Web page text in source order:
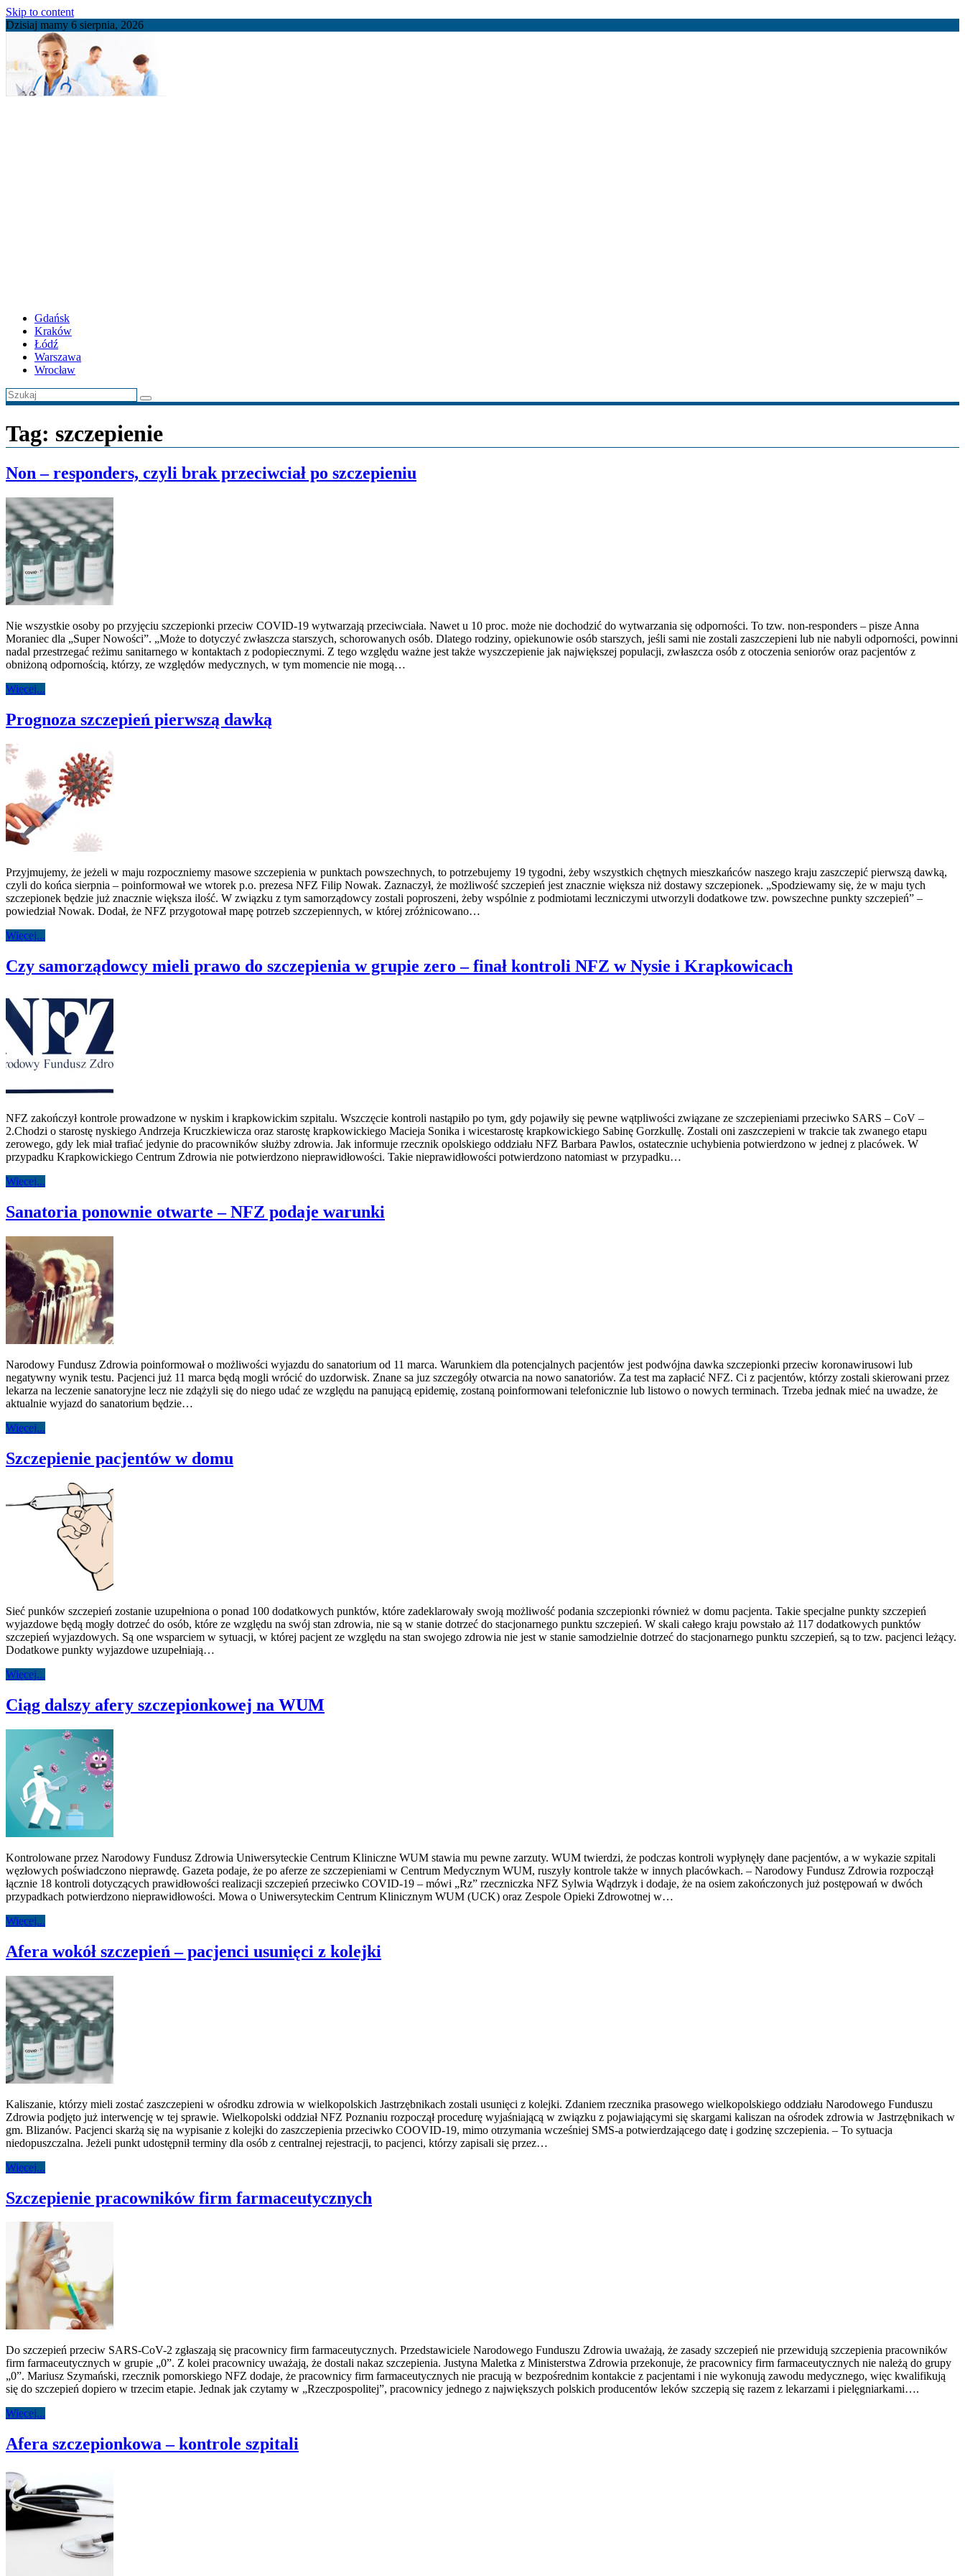
Skip to content
Dzisiaj mamy 6 sierpnia, 2026
Gdańsk
Kraków
Łódź
Warszawa
Wrocław
Tag: szczepienie
Non – responders, czyli brak przeciwciał po szczepieniu
Nie wszystkie osoby po przyjęciu szczepionki przeciw COVID-19 wytwarzają przeciwciała. Nawet u 10 proc. może nie dochodzić do wytwarzania się odporności. To tzw. non-responders – pisze Anna
Moraniec dla „Super Nowości”. „Może to dotyczyć zwłaszcza starszych, schorowanych osób. Dlatego rodziny, opiekunowie osób starszych, jeśli sami nie zostali zaszczepieni lub nie nabyli odporności, powinni
nadal przestrzegać reżimu sanitarnego w kontaktach z podopiecznymi. Z tego względu ważne jest także wyszczepienie jak największej populacji, zwłaszcza osób z otoczenia seniorów oraz pacjentów z
obniżoną odpornością, którzy, ze względów medycznych, w tym momencie nie mogą…
Więcej...
Prognoza szczepień pierwszą dawką
Przyjmujemy, że jeżeli w maju rozpoczniemy masowe szczepienia w punktach powszechnych, to potrzebujemy 19 tygodni, żeby wszystkich chętnych mieszkańców naszego kraju zaszczepić pierwszą dawką,
czyli do końca sierpnia – poinformował we wtorek p.o. prezesa NFZ Filip Nowak. Zaznaczył, że możliwość szczepień jest znacznie większa niż dostawy szczepionek. „Spodziewamy się, że w maju tych
szczepionek będzie już znacznie większa ilość. W związku z tym samorządowcy zostali poproszeni, żeby wspólnie z podmiotami leczniczymi utworzyli dodatkowe tzw. powszechne punkty szczepień” –
powiedział Nowak. Dodał, że NFZ przygotował mapę potrzeb szczepiennych, w której zróżnicowano…
Więcej...
Czy samorządowcy mieli prawo do szczepienia w grupie zero – finał kontroli NFZ w Nysie i Krapkowicach
NFZ zakończył kontrole prowadzone w nyskim i krapkowickim szpitalu. Wszczęcie kontroli nastąpiło po tym, gdy pojawiły się pewne wątpliwości związane ze szczepieniami przeciwko SARS – CoV –
2.Chodzi o starostę nyskiego Andrzeja Kruczkiewicza oraz starostę krapkowickiego Macieja Sonika i wicestarostę krapkowickiego Sabinę Gorzkullę. Zostali oni zaszczepieni w trakcie tak zwanego etapu
zerowego, gdy lek miał trafiać jedynie do pracowników służby zdrowia. Jak informuje rzecznik opolskiego oddziału NFZ Barbara Pawlos, ostatecznie uchybienia potwierdzono w jednej z placówek. W
przypadku Krapkowickiego Centrum Zdrowia nie potwierdzono nieprawidłowości. Takie nieprawidłowości potwierdzono natomiast w przypadku…
Więcej...
Sanatoria ponownie otwarte – NFZ podaje warunki
Narodowy Fundusz Zdrowia poinformował o możliwości wyjazdu do sanatorium od 11 marca. Warunkiem dla potencjalnych pacjentów jest podwójna dawka szczepionki przeciw koronawirusowi lub
negatywny wynik testu. Pacjenci już 11 marca będą mogli wrócić do uzdorwisk. Znane sa juz szczegóły otwarcia na nowo sanatoriów. Za test ma zapłacić NFZ. Ci z pacjentów, którzy zostali skierowani przez
lekarza na leczenie sanatoryjne lecz nie zdążyli się do niego udać ze względu na panującą epidemię, zostaną poinformowani telefonicznie lub listowo o nowych terminach. Trzeba jednak mieć na uwadze, że
aktualnie wyjazd do sanatorium będzie…
Więcej...
Szczepienie pacjentów w domu
Sieć punków szczepień zostanie uzupełniona o ponad 100 dodatkowych punktów, które zadeklarowały swoją możliwość podania szczepionki również w domu pacjenta. Takie specjalne punkty szczepień
wyjazdowe będą mogły dotrzeć do osób, które ze względu na swój stan zdrowia, nie są w stanie dotrzeć do stacjonarnego punktu szczepień. W skali całego kraju powstało aż 117 dodatkowych punktów
szczepień wyjazdowych. Są one wsparciem w sytuacji, w której pacjent ze względu na stan swojego zdrowia nie jest w stanie samodzielnie dotrzeć do stacjonarnego punktu szczepień, są to tzw. pacjenci leżący.
Dodatkowe punkty wyjazdowe uzupełniają…
Więcej...
Ciąg dalszy afery szczepionkowej na WUM
Kontrolowane przez Narodowy Fundusz Zdrowia Uniwersyteckie Centrum Kliniczne WUM stawia mu pewne zarzuty. WUM twierdzi, że podczas kontroli wypłynęły dane pacjentów, a w wykazie szpitali
węzłowych poświadczono nieprawdę. Gazeta podaje, że po aferze ze szczepieniami w Centrum Medycznym WUM, ruszyły kontrole także w innych placówkach. – Narodowy Fundusz Zdrowia rozpoczął
łącznie 18 kontroli dotyczących prawidłowości realizacji szczepień przeciwko COVID-19 – mówi „Rz” rzeczniczka NFZ Sylwia Wądrzyk i dodaje, że na osiem zakończonych już postępowań w dwóch
przypadkach potwierdzono nieprawidłowości. Mowa o Uniwersyteckim Centrum Klinicznym WUM (UCK) oraz Zespole Opieki Zdrowotnej w…
Więcej...
Afera wokół szczepień – pacjenci usunięci z kolejki
Kaliszanie, którzy mieli zostać zaszczepieni w ośrodku zdrowia w wielkopolskich Jastrzębnikach zostali usunięci z kolejki. Zdaniem rzecznika prasowego wielkopolskiego oddziału Narodowego Funduszu
Zdrowia podjęto już interwencję w tej sprawie. Wielkopolski oddział NFZ Poznaniu rozpoczął procedurę wyjaśniającą w związku z pojawiającymi się skargami kaliszan na ośrodek zdrowia w Jastrzębnikach w
gm. Blizanów. Pacjenci skarżą się na wypisanie z kolejki do zaszczepienia przeciwko COOVID-19, mimo otrzymania wcześniej SMS-a potwierdzającego datę i godzinę szczepienia. – To sytuacja
niedopuszczalna. Jeżeli punkt udostępnił terminy dla osób z centralnej rejestracji, to pacjenci, którzy zapisali się przez…
Więcej...
Szczepienie pracowników firm farmaceutycznych
Do szczepień przeciw SARS-CoV-2 zgłaszają się pracownicy firm farmaceutycznych. Przedstawiciele Narodowego Funduszu Zdrowia uważają, że zasady szczepień nie przewidują szczepienia pracowników
firm farmaceutycznych w grupie „0”. Z kolei pracownicy uważają, że dostali nakaz szczepienia. Justyna Maletka z Ministerstwa Zdrowia przekonuje, że pracownicy firm farmaceutycznych nie należą do grupy
„0”. Mariusz Szymański, rzecznik pomorskiego NFZ dodaje, że pracownicy firm farmaceutycznych nie pracują w bezpośrednim kontakcie z pacjentami i nie wykonują zawodu medycznego, więc kwalifikują
się do szczepień dopiero w trzecim etapie. Jednak jak czytamy w „Rzeczpospolitej”, pracownicy jednego z największych polskich producentów leków szczepią się razem z lekarzami i pielęgniarkami….
Więcej...
Afera szczepionkowa – kontrole szpitali